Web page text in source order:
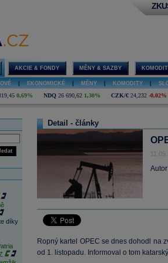
AKCIE & FONDY MĚNY & SAZBY
EKONOMICKÉ MĚNY KOMODITY
0,69% NDQ 26 690,62 1,30% CZK/€ 24,232 -0,02%
díky
Detail - články
Ropný kartel OPEC se dnes dohodl na
od 1. listopadu. Informoval o tom